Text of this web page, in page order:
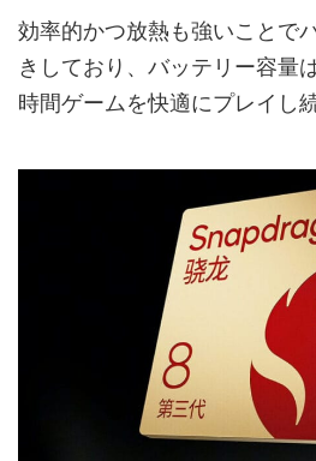
効率的かつ放熱も強いことで
きしており、バッテリー容量
時間ゲームを快適にプレイし